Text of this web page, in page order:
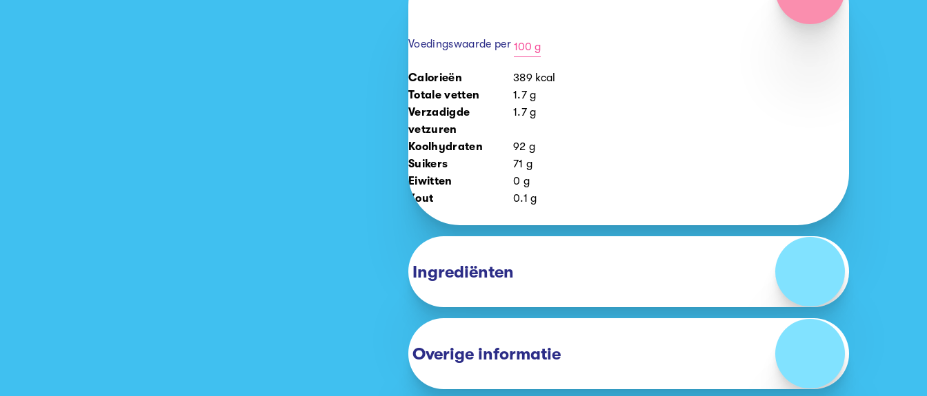
Voedingswaarde per 100 g
100
Calorieën 389 kcal
Totale vetten
1.7 g
Verzadigde
vetzuren
1.7 g
Koolhydraten 92 g
Suikers
71 g
Eiwitten
0 g
Zout
0.1 g
Ingrediënten
Overige informatie